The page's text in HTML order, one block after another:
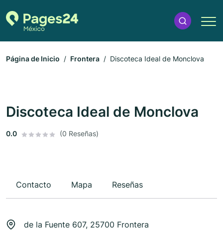
Página de Inicio Frontera Discoteca Ideal de Monclova
Discoteca Ideal de Monclova
0.0 (0 Reseñas)
Contacto Mapa Reseñas
de la Fuente 607, 25700 Frontera